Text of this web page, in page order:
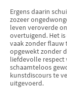
Ergens daarin
zozeer
leven veroverde
overtuigend. Het
vaak zonder flauw
opgewekt zonder
liefdevolle
schaamteloos
kunstdiscours te
uitgevoerd.